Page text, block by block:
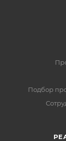
Подбор